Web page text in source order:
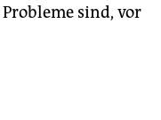
sind, vor